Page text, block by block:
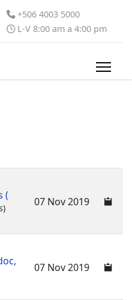
+506 4003 5000
L-V 8:00 am a 4:00 pm
(
07 Nov 2019
07 Nov 2019